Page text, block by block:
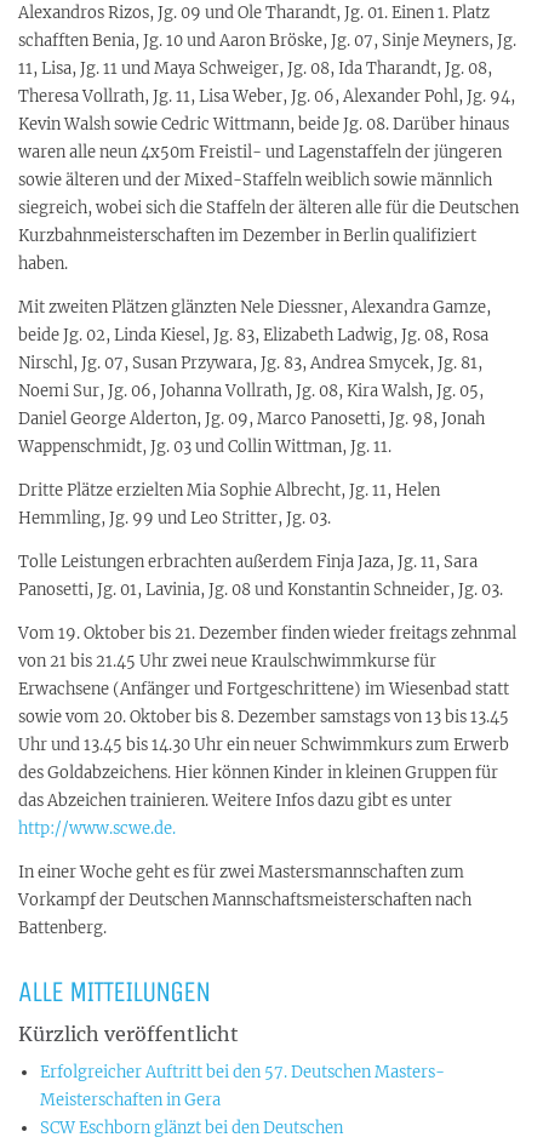
Alexandros Rizos, Jg. 09 und Ole Tharandt, Jg. 01. Einen 1. Platz
schafften Benia, Jg. 10 und Aaron Bröske, Jg. 07, Sinje Meyners, Jg.
11, Lisa, Jg. 11 und Maya Schweiger, Jg. 08, Ida Tharandt, Jg. 08,
Theresa Vollrath, Jg. 11, Lisa Weber, Jg. 06, Alexander Pohl, Jg. 94,
Kevin Walsh sowie Cedric Wittmann, beide Jg. 08. Darüber hinaus
waren alle neun 4x50m Freistil- und Lagenstaffeln der jüngeren
sowie älteren und der Mixed-Staffeln weiblich sowie männlich
siegreich, wobei sich die Staffeln der älteren alle für die Deutschen
Kurzbahnmeisterschaften im Dezember in Berlin qualifiziert
haben.
Mit zweiten Plätzen glänzten Nele Diessner, Alexandra Gamze,
beide Jg. 02, Linda Kiesel, Jg. 83, Elizabeth Ladwig, Jg. 08, Rosa
Nirschl, Jg. 07, Susan Przywara, Jg. 83, Andrea Smycek, Jg. 81,
Noemi Sur, Jg. 06, Johanna Vollrath, Jg. 08, Kira Walsh, Jg. 05,
Daniel George Alderton, Jg. 09, Marco Panosetti, Jg. 98, Jonah
Wappenschmidt, Jg. 03 und Collin Wittman, Jg. 11.
Dritte Plätze erzielten Mia Sophie Albrecht, Jg. 11, Helen
Hemmling, Jg. 99 und Leo Stritter, Jg. 03.
Tolle Leistungen erbrachten außerdem Finja Jaza, Jg. 11, Sara
Panosetti, Jg. 01, Lavinia, Jg. 08 und Konstantin Schneider, Jg. 03.
Vom 19. Oktober bis 21. Dezember finden wieder freitags zehnmal
von 21 bis 21.45 Uhr zwei neue Kraulschwimmkurse für
Erwachsene (Anfänger und Fortgeschrittene) im Wiesenbad statt
sowie vom 20. Oktober bis 8. Dezember samstags von 13 bis 13.45
Uhr und 13.45 bis 14.30 Uhr ein neuer Schwimmkurs zum Erwerb
des Goldabzeichens. Hier können Kinder in kleinen Gruppen für
das Abzeichen trainieren. Weitere Infos dazu gibt es unter
http://www.scwe.de.
In einer Woche geht es für zwei Mastersmannschaften zum
Vorkampf der Deutschen Mannschaftsmeisterschaften nach
Battenberg.
ALLE MITTEILUNGEN
Kürzlich veröffentlicht
Erfolgreicher Auftritt bei den 57. Deutschen Masters-
Meisterschaften in Gera
SCW Eschborn glänzt bei den Deutschen